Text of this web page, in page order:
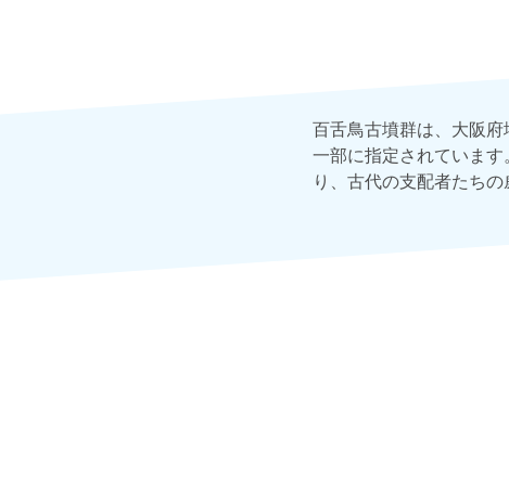
百舌鳥古墳群は、大阪
一部に指定されていま
り、古代の支配者たちの